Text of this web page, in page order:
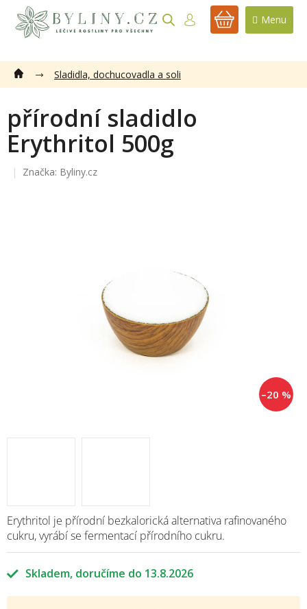
obsah
NÁKUPNÍ
Sladidla, dochucovadla a soli
přírodní sladidlo
Erythritol 500g
Značka: Byliny.cz
–20 %
Skladem 13.8.2026
Erythritol je přírodní bezkalorická alternativa rafinovaného
cukru, vyrábí se fermentací přírodního cukru.